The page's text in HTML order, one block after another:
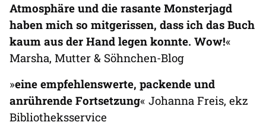
Atmosphäre und die rasante Monsterjagd
haben mich so mitgerissen, dass ich das Buch
kaum aus der Hand legen konnte. Wow!«
Marsha, Mutter & Söhnchen-Blog
»eine empfehlenswerte, packende und
anrührende Fortsetzung« Johanna Freis, ekz
Bibliotheksservice